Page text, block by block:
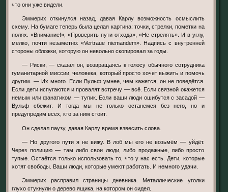
что они уже видели.
Эммерих откинулся назад, давая Карлу возможность осмыслить
схему. На бумаге теперь была целая картина: точки, стрелки, пометки на
полях. «Внимание!», «Проверить пути отхода», «Не стрелять». И в углу,
мелко, почти незаметно: «Vertraue niemandem». Надпись с внутренней
стороны обложки, которую он невольно скопировал за годы.
— Риски, — сказал он, возвращаясь к голосу обычного сотрудника
гуманитарной миссии, человека, который просто хочет выжить и помочь
другим. — Их много. Если Вульф умнее, чем кажется, он не поведётся.
Если дети испугаются и провалят встречу — всё. Если связной окажется
немым или фанатиком — тупик. Если ваши люди ошибутся с засадой —
Вульф сбежит. И тогда мы не только останемся без него, но и
предупредим всех, кто за ним стоит.
Он сделал паузу, давая Карлу время взвесить слова.
— Но другого пути я не вижу. В лоб мы его не возьмём — уйдёт.
Через полицию — там либо свои люди, либо продажные, либо просто
тупые. Остаётся только использовать то, что у нас есть. Дети, которые
хотят свободы. Ваши люди, которые умеют работать. И немного удачи.
Эммерих расправил страницы дневника. Металлические уголки
глухо стукнули о дерево ящика, на котором он сидел.